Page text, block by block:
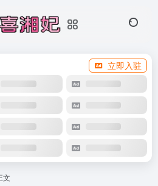
立即入驻
文